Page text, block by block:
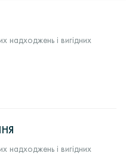
надходжень і вигідних
надходжень і вигідних